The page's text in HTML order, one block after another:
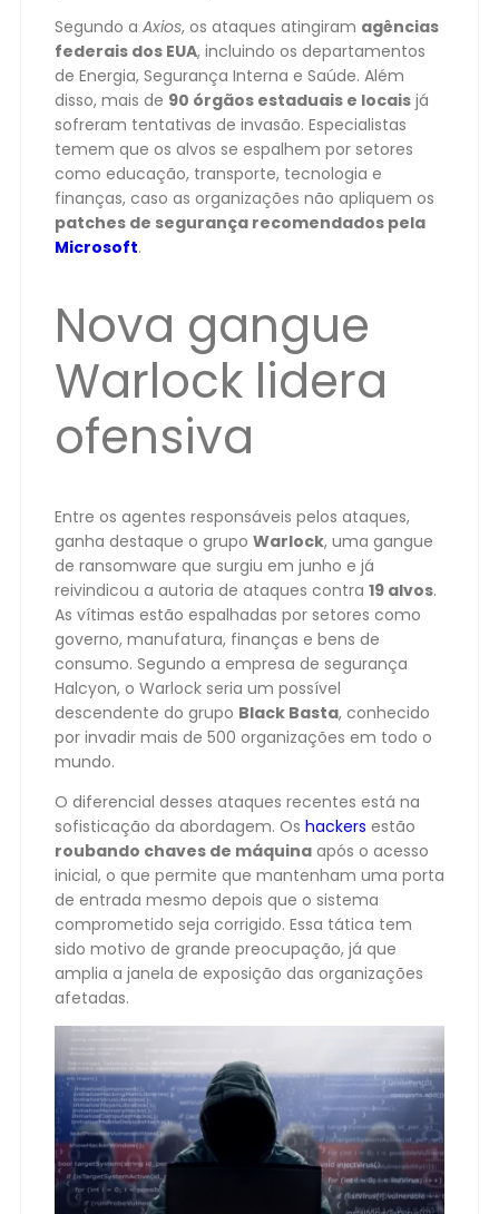
Segundo a Axios, os ataques atingiram agências
federais dos EUA, incluindo os departamentos
de Energia, Segurança Interna e Saúde. Além
disso, mais de 90 órgãos estaduais e locais já
sofreram tentativas de invasão. Especialistas
temem que os alvos se espalhem por setores
como educação, transporte, tecnologia e
finanças, caso as organizações não apliquem os
patches de segurança recomendados pela
Microsoft.
Nova gangue
Warlock lidera
ofensiva
Entre os agentes responsáveis pelos ataques,
ganha destaque o grupo Warlock, uma gangue
de ransomware que surgiu em junho e já
reivindicou a autoria de ataques contra 19 alvos.
As vítimas estão espalhadas por setores como
governo, manufatura, finanças e bens de
consumo. Segundo a empresa de segurança
Halcyon, o Warlock seria um possível
descendente do grupo Black Basta, conhecido
por invadir mais de 500 organizações em todo o
mundo.
O diferencial desses ataques recentes está na
sofisticação da abordagem. Os hackers estão
roubando chaves de máquina após o acesso
inicial, o que permite que mantenham uma porta
de entrada mesmo depois que o sistema
comprometido seja corrigido. Essa tática tem
sido motivo de grande preocupação, já que
amplia a janela de exposição das organizações
afetadas.